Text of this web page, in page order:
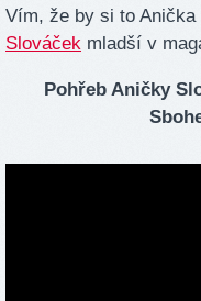
Vím, že by si to
Slováček mladší v
Pohřeb Aničky